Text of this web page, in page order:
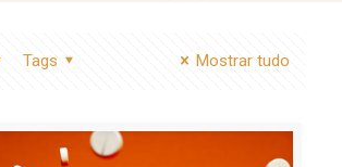
Tags Mostrar tudo